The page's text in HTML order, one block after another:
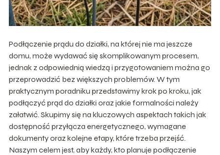
Podłączenie prądu do działki, na której nie ma jeszcze
domu, może wydawać się skomplikowanym procesem,
jednak z odpowiednią wiedzą i przygotowaniem można go
przeprowadzić bez większych problemów. W tym
praktycznym poradniku przedstawimy krok po kroku, jak
podłączyć prąd do działki oraz jakie formalności należy
załatwić. Skupimy się na kluczowych aspektach takich jak
dostępność przyłącza energetycznego, wymagane
dokumenty oraz kolejne etapy, które trzeba przejść.
Naszym celem jest, aby każdy, kto planuje podłączenie